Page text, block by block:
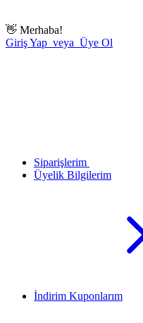
👋 Merhaba!
Giriş Yap veya Üye Ol
Siparişlerim
Üyelik Bilgilerim
İndirim Kuponlarım